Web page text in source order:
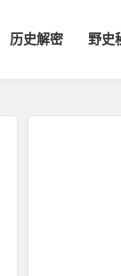
历史解密 野史